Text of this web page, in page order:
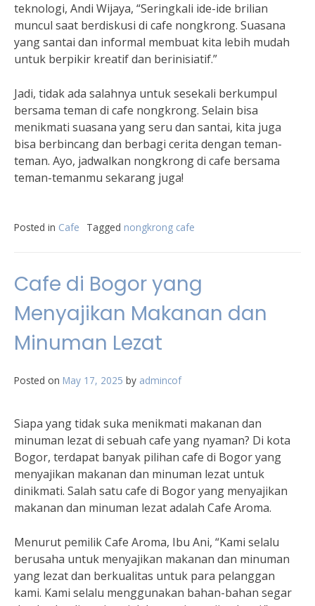
teknologi, Andi Wijaya, “Seringkali ide-ide brilian
muncul saat berdiskusi di cafe nongkrong. Suasana
yang santai dan informal membuat kita lebih mudah
untuk berpikir kreatif dan berinisiatif.”
Jadi, tidak ada salahnya untuk sesekali berkumpul
bersama teman di cafe nongkrong. Selain bisa
menikmati suasana yang seru dan santai, kita juga
bisa berbincang dan berbagi cerita dengan teman-
teman. Ayo, jadwalkan nongkrong di cafe bersama
teman-temanmu sekarang juga!
Posted in Cafe Tagged nongkrong cafe
Cafe di Bogor yang
Menyajikan Makanan dan
Minuman Lezat
Posted on May 17, 2025 by admincof
Siapa yang tidak suka menikmati makanan dan
minuman lezat di sebuah cafe yang nyaman? Di kota
Bogor, terdapat banyak pilihan cafe di Bogor yang
menyajikan makanan dan minuman lezat untuk
dinikmati. Salah satu cafe di Bogor yang menyajikan
makanan dan minuman lezat adalah Cafe Aroma.
Menurut pemilik Cafe Aroma, Ibu Ani, “Kami selalu
berusaha untuk menyajikan makanan dan minuman
yang lezat dan berkualitas untuk para pelanggan
kami. Kami selalu menggunakan bahan-bahan segar